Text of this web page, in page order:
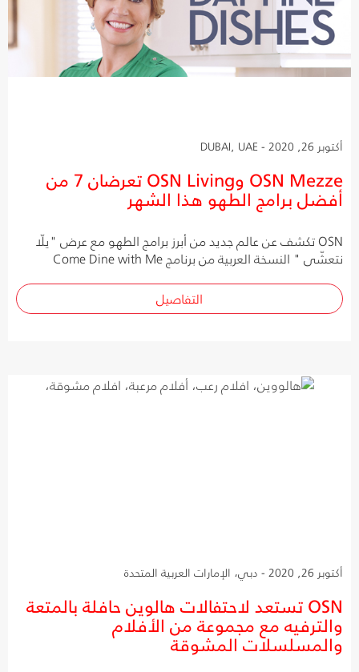
أكتوبر 26, 2020 - DUBAI, UAE
OSN Mezze وOSN Living تعرضان 7 من
أفضل برامج الطهو هذا الشهر
OSN تكشف عن عالم جديد من أبرز برامج الطهو مع عرض "يلّا
نتعشّى " النسخة العربية من برنامج Come Dine with Me
التفاصيل
أكتوبر 26, 2020 - دبي، الإمارات العربية المتحدة
OSN تستعد لاحتفالات هالوين حافلة بالمتعة
والترفيه مع مجموعة من الأفلام
والمسلسلات المشوقة